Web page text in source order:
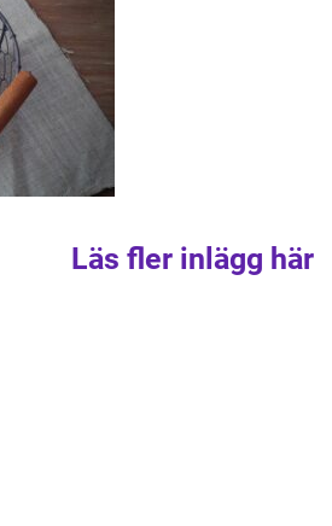
Läs fler inlägg här